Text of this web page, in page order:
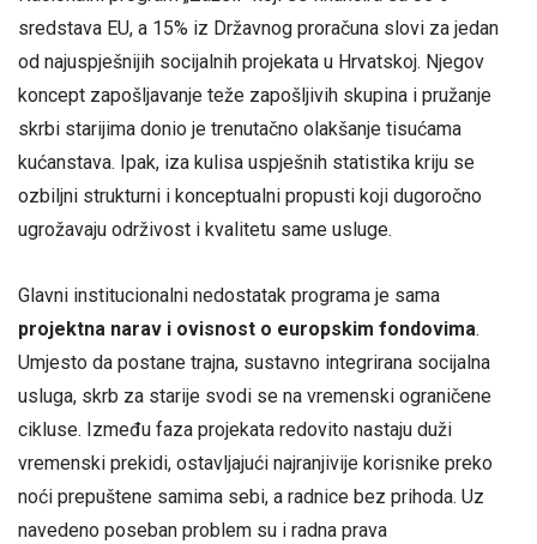
sredstava EU, a 15% iz Državnog proračuna slovi za jedan
od najuspješnijih socijalnih projekata u Hrvatskoj. Njegov
koncept zapošljavanje teže zapošljivih skupina i pružanje
skrbi starijima donio je trenutačno olakšanje tisućama
kućanstava. Ipak, iza kulisa uspješnih statistika kriju se
ozbiljni strukturni i konceptualni propusti koji dugoročno
ugrožavaju održivost i kvalitetu same usluge.
Glavni institucionalni nedostatak programa je sama
projektna narav i ovisnost o europskim fondovima.
Umjesto da postane trajna, sustavno integrirana socijalna
usluga, skrb za starije svodi se na vremenski ograničene
cikluse. Između faza projekata redovito nastaju duži
vremenski prekidi, ostavljajući najranjivije korisnike preko
noći prepuštene samima sebi, a radnice bez prihoda. Uz
navedeno poseban problem su i radna prava